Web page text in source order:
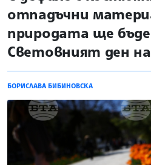
отпадъчни
природата ще
Световният ден
БОРИСЛАВА БИБИНОВСКА